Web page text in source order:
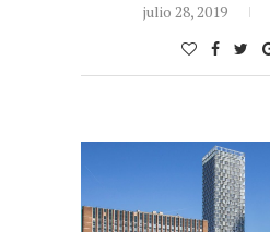
julio 28, 2019